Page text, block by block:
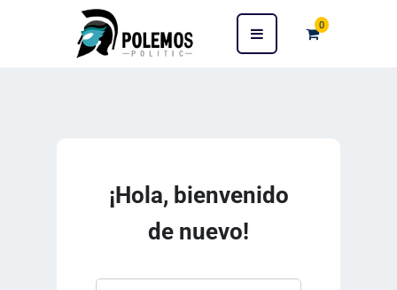
0
¡Hola, bienvenido
de nuevo!